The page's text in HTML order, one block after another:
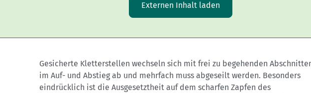
Externen Inhalt laden
Gesicherte Kletterstellen wechseln sich mit frei zu begehenden
im Auf- und Abstieg ab und mehrfach muss abgeseilt werden. Besonders
eindrücklich ist die Ausgesetztheit auf dem scharfen Zapfen des